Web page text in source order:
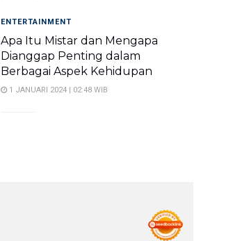
ENTERTAINMENT
Apa Itu Mistar dan Mengapa
Dianggap Penting dalam
Berbagai Aspek Kehidupan
1 JANUARI 2024 | 02:48 WIB